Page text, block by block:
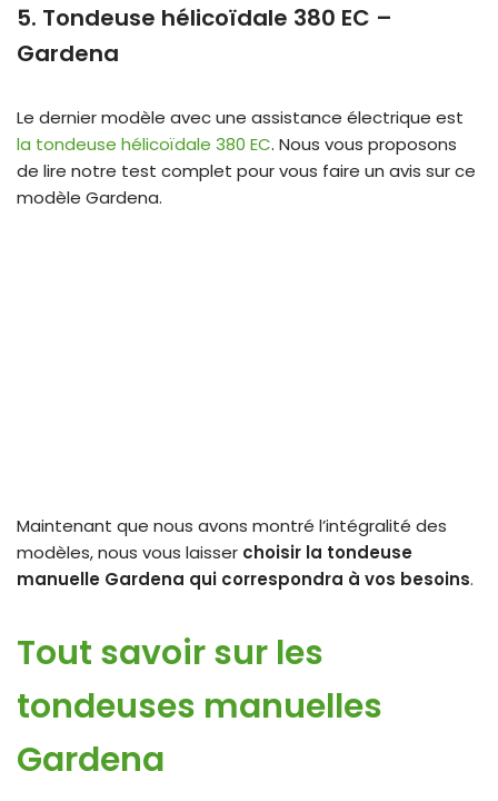
5. Tondeuse hélicoïdale 380 EC –
Gardena
Le dernier modèle avec une assistance électrique est
la tondeuse hélicoïdale 380 EC. Nous vous proposons
de lire notre test complet pour vous faire un avis sur ce
modèle Gardena.
Maintenant que nous avons montré l’intégralité des
modèles, nous vous laisser choisir la tondeuse
manuelle Gardena qui correspondra à vos besoins.
Tout savoir sur les
tondeuses manuelles
Gardena